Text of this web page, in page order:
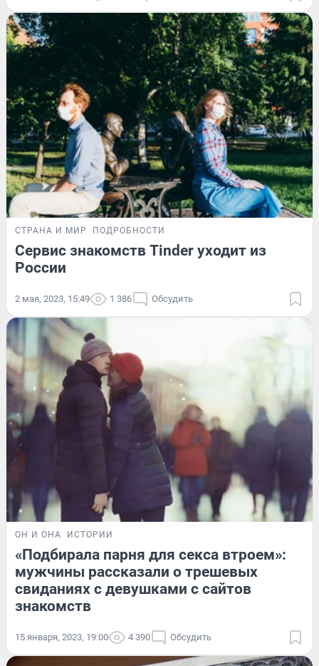
СТРАНА И МИР ПОДРОБНОСТИ
Сервис знакомств Tinder уходит из
России
2 мая, 2023, 15:49 1 386 Обсудить
ОН И ОНА ИСТОРИИ
«Подбирала парня для секса втроем»:
мужчины рассказали о трешевых
свиданиях с девушками с сайтов
знакомств
15 января, 2023, 19:00 4 390 Обсудить